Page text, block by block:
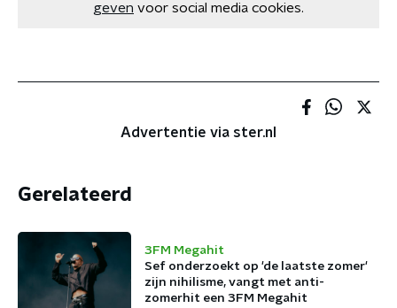
geven voor social media cookies.
Advertentie via ster.nl
Gerelateerd
3FM Megahit
Sef onderzoekt op 'de laatste zomer'
zijn nihilisme, vangt met anti-
zomerhit een 3FM Megahit